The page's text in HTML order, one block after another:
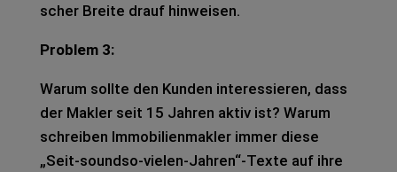
scher Brei­te drauf hin­wei­sen.
Pro­blem 3:
Warum soll­te den Kun­den inter­es­sie­ren, dass
der Mak­ler seit 15 Jah­ren aktiv ist? Warum
schrei­ben Immo­bi­li­en­mak­ler immer diese
„Seit-soundso-vielen-Jahren“-Texte auf ihre